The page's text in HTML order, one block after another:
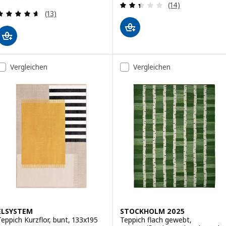
Überprüfung: 4.6 aus 5 sterne. Bewertungen
(13)
Überprüfung:
(14)
Vergleichen
Kurzflor, bunt, 133x195
Vergleichen
STOCKHOLM 2025
Teppich flach gewebt,